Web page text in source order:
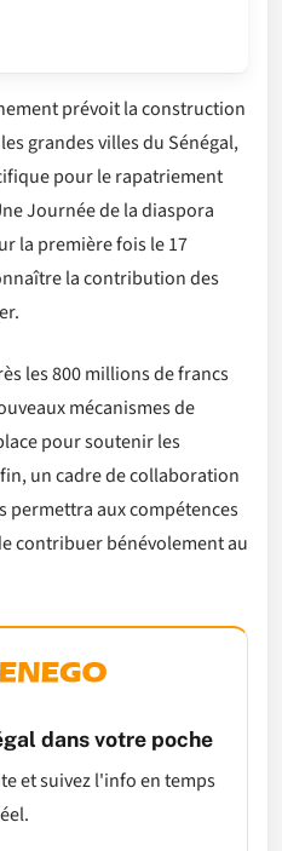
prévoit la construction
grandes villes du Sénégal,
pour le rapatriement
Journée de la diaspora
la première fois le 17
la contribution des
les 800 millions de francs
mécanismes de
pour soutenir les
un cadre de collaboration
permettra aux compétences
contribuer bénévolement au
dans votre poche
et suivez l'info en temps